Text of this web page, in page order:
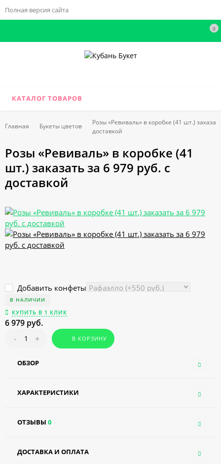
Полная версия сайта
0
КАТАЛОГ ТОВАРОВ
Главная Букеты цветов
Розы «Ревиваль» в коробке (41 шт.)
доставкой
Розы «Ревиваль» в коробке (41
шт.) заказать за 6 979 руб. с
доставкой
Добавить конфеты
В НАЛИЧИИ
КУПИТЬ В 1 КЛИК
6 979 руб.
-
+ В КОРЗИНУ
ОБЗОР
ХАРАКТЕРИСТИКИ
ОТЗЫВЫ 0
ДОСТАВКА И ОПЛАТА